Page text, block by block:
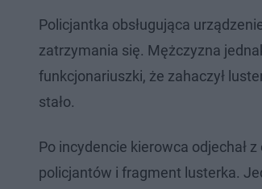
Policjantka obsługująca
zatrzymania się. Mężczyzna
funkcjonariuszki, że zahaczył
stało.
Po incydencie kierowca odjechał
policjantów i fragment lusterka.